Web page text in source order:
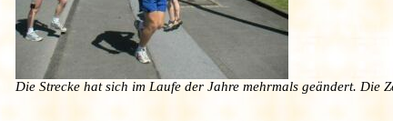
Die Strecke hat sich im Laufe der Jahre mehrmals geändert. Die